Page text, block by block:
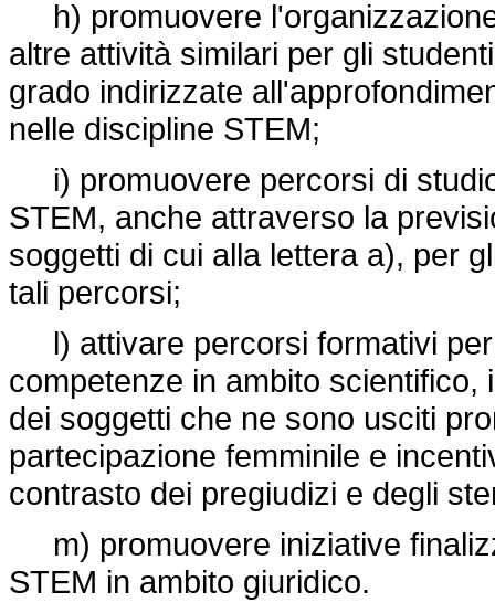
h) promuovere
altre attività similari per gli
grado indirizzate
nelle discipline STEM;
i) promuovere percorsi di
STEM, anche attraverso la
soggetti di cui alla lettera a), per
tali percorsi;
l) attivare percorsi formativi
competenze in ambito
dei soggetti che ne sono usciti
partecipazione femminile e
contrasto dei pregiudizi e degli
m) promuovere iniziative
STEM in ambito giuridico.